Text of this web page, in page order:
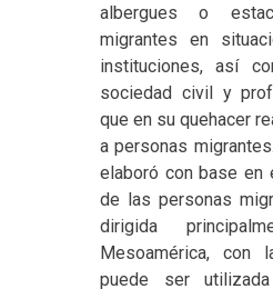
albergues o
migrantes en
instituciones, así
sociedad civil y
que en su quehacer
a personas
elaboró con base en
de las personas
dirigida
Mesoamérica, con
puede ser